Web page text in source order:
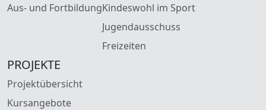
Aus- und FortbildungKindeswohl im Sport
Jugendausschuss
Freizeiten
PROJEKTE
Projektübersicht
Kursangebote